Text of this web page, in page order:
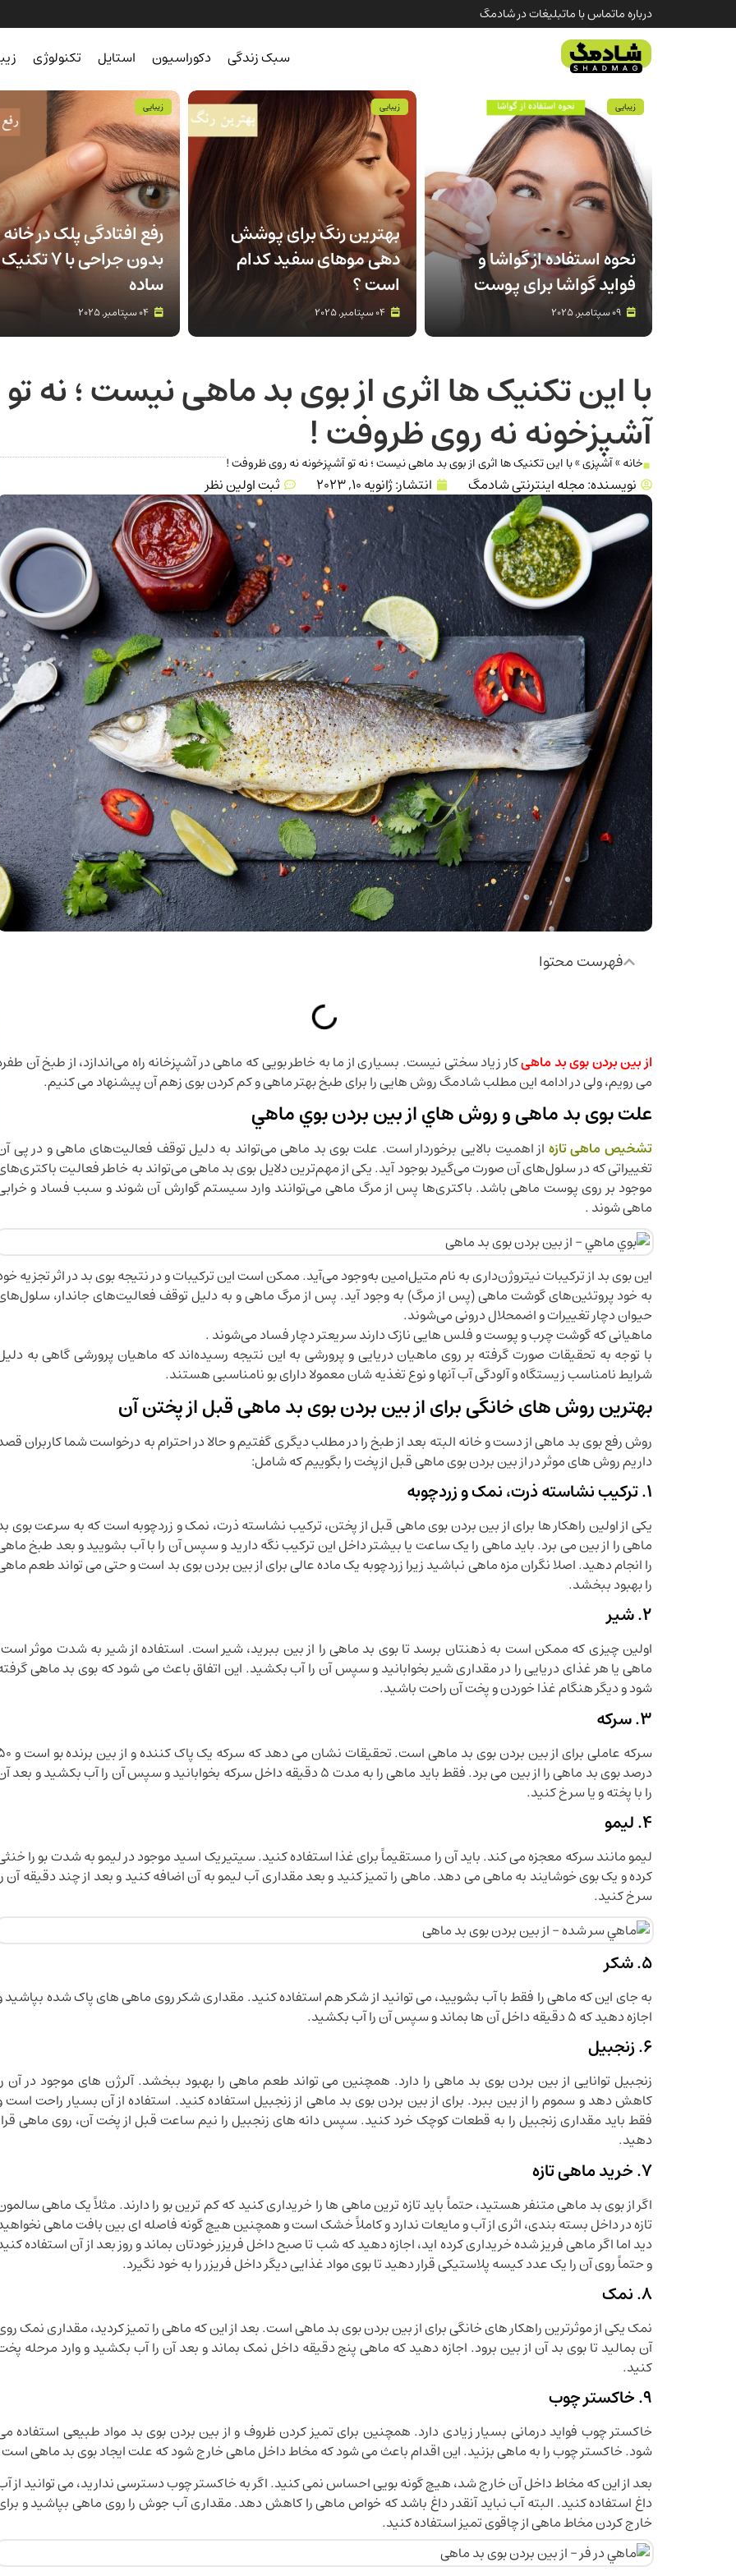
درباره ماتماس با ماتبلیغات در شادمگ
سبک زندگی
دکوراسیون استایل تکنولوژی
نحوه استفاده از گواشا و
فواید گواشا برای پوست
زیبایی
بهترین رنگ برای پوشش
دهی موهای سفید کدام
است ؟
04 سپتامبر, 2025
زیبایی
رفع افتادگی پلک در خانه
بدون جراحی با 7 تکنیک
ساده
زیبایی
با اين تكنيک ها اثری از بوی بد ماهی نيست ؛ نه تو
آشپزخونه نه روی ظروفت !
خانه»آشپزی»با اين تكنيک ها اثری از بوی بد ماهی نيست ؛ نه تو آشپزخونه نه روی ظروفت !
نویسنده:مجله اینترنتی شادمگ انتشار:ژانویه 10, 2023 ثبت اولین نظر
فهرست محتوا
از بین بردن بوی بد ماهیکار زیاد سختی نیست. بسیاری از ما به خاطر بویی که ماهی در آشپزخانه راه می‌اندازد، از طبخ آن
می رویم، ولی در ادامه اين مطلب شادمگ روش هایی را برای طبخ بهتر ماهی و کم کردن بوی زهم آن پیشنهاد می کنیم.
علت بوی بد ماهی و روش هاي از بين بردن بوي ماهي
تشخیص ماهی تازه از اهمیت بالایی برخوردار است. علت بوی بد ماهی می‌تواند به دلیل توقف فعالیت‌های ماهی و در پی
تغییراتی که در سلول‌های آن صورت می‌گیرد بوجود آید. یکی از مهم‌ترین دلایل بوی بد ماهی می‌تواند به خاطر فعالیت
موجود بر روی پوست ماهی باشد. باکتری‌ها پس از مرگ ماهی می‌توانند وارد سیستم گوارش آن شوند و سبب فساد و
ماهی شوند .
این بوی بد از ترکیبات نیتروژن‌داری به نام متیل‌امین به‌وجود می‌آید. ممکن است این ترکیبات و در نتیجه بوی بد در اثر تجزیه
به خود پروتئین‌های گوشت ماهی (پس از مرگ) به وجود آید. پس از مرگ ماهی و به دلیل توقف فعالیت‌های جاندار،
حیوان دچار تغییرات و اضمحلال درونی می‌شوند.
ماهیانی که گوشت چرب و پوست و فلس هایی نازک دارند سریعتر دچار فساد می‌شوند .
با توجه به تحقیقات صورت گرفته بر روی ماهیان دریایی و پرورشی به این نتیجه رسیده‌اند که ماهیان پرورشی گاهی به
شرایط نامناسب زیستگاه و آلودگی آب آنها و نوع تغذیه شان معمولا دارای بو نامناسبی هستند.
بهترین روش های خانگی برای از بین بردن بوی بد ماهی قبل از پختن آن
روش رفع بوی بد ماهی از دست و خانه البته بعد از طبخ را در مطلب دیگری گفتیم و حالا در احترام به درخواست شما کاربران
داریم روش های موثر در از بین بردن بوی ماهی قبل ازپخت را بگوییم که شامل:
1. ترکیب نشاسته ذرت، نمک و زردچوبه
یکی از اولین راهکار ها برای از بین بردن بوی ماهی قبل از پختن، ترکیب نشاسته ذرت، نمک و زردچوبه است که به سرعت بوی
ماهی را از بین می برد. باید ماهی را یک ساعت یا بیشتر داخل این ترکیب نگه دارید و سپس آن را با آب بشویید و بعد طبخ
را انجام دهید. اصلا نگران مزه ماهی نباشید زیرا زردچوبه یک ماده عالی برای از بین بردن بوی بد است و حتی می تواند طعم
را بهبود ببخشد.
2. شیر
اولین چیزی که ممکن است به ذهنتان برسد تا بوی بد ماهی را از بین ببرید، شیر است. استفاده از شیر به شدت موثر
ماهی یا هر غذای دریایی را در مقداری شیر بخوابانید و سپس آن را آب بکشید. این اتفاق باعث می شود که بوی بد ماهی
شود و دیگر هنگام غذا خوردن و پخت آن راحت باشید.
3. سرکه
سرکه عاملی برای از بین بردن بوی بد ماهی است. تحقیقات
درصد بوی بد ماهی را از بین می برد. فقط باید ماهی را به مدت 5 دقیقه داخل سرکه بخوابانید و سپس آن را آب بکشید و بعد
را با پخته و یا سرخ کنید.
4. لیمو
لیمو مانند سرکه معجزه می کند. باید آن را مستقیماً برای غذا استفاده کنید. سیتیریک اسید موجود در لیمو به شدت بو را
کرده و یک بوی خوشایند به ماهی می دهد. ماهی را تمیز کنید و بعد مقداری آب لیمو به آن اضافه کنید و بعد از چند دقیقه آن
سرخ کنید.
5. شکر
به جای این که ماهی را فقط با آب بشویید، می توانید از شکر هم استفاده کنید. مقداری شکر روی ماهی های پاک شده بپاشید
اجازه دهید که 5 دقیقه داخل آن ها بماند و سپس آن را آب بکشید.
6. زنجبیل
زنجبیل توانایی از بین بردن بوی بد ماهی را دارد. همچنین می تواند طعم ماهی را بهبود ببخشد. آلرژن های موجود در آن
کاهش دهد و سموم را از بین ببرد. برای از بین بردن بوی بد ماهی از زنجبیل استفاده کنید. استفاده از آن بسیار راحت است
فقط باید مقداری زنجبیل را به قطعات کوچک خرد کنید. سپس دانه های زنجبیل را نیم ساعت قبل از پخت آن، روی ماهی
دهید.
7. خرید ماهی تازه
اگر از بوی بد ماهی متنفر هستید، حتماً باید تازه ترین ماهی ها را خریداری کنید که کم ترین بو را دارند. مثلاً یک ماهی
تازه در داخل بسته بندی، اثری از آب و مایعات ندارد و کاملاً خشک است و همچنین هیچ گونه فاصله ای بین بافت ماهی
دید اما اگر ماهی فریز شده خریداری کرده اید، اجازه دهید که شب تا صبح داخل فریزر خودتان بماند و روز بعد از آن استفاده
و حتماً روی آن را یک عدد کیسه پلاستیکی قرار دهید تا بوی مواد غذایی دیگر داخل فریزر را به خود نگیرد.
8. نمک
نمک یکی از موثرترین راهکار های خانگی برای از بین بردن بوی بد ماهی است. بعد از این که ماهی را تمیز کردید، مقداری نمک
آن بمالید تا بوی بد آن از بین برود. اجازه دهید که ماهی پنج دقیقه داخل نمک بماند و بعد آن را آب بکشید و وارد مرحله
کنید.
9. خاکستر چوب
خاکستر چوب فواید درمانی بسیار زیادی دارد. همچنین برای تمیز کردن ظروف و از بین بردن بوی بد مواد طبیعی استفاده
شود. خاکستر چوب را به ماهی بزنید. این اقدام باعث می شود که مخاط داخل ماهی خارج شود که علت ایجاد بوی بد ماهی
بعد از این که مخاط داخل آن خارج شد، هیچ گونه بویی احساس نمی کنید. اگر به خاکستر چوب دسترسی ندارید، می توانید از
داغ استفاده کنید. البته آب نباید آنقدر داغ باشد که خواص ماهی را کاهش دهد. مقداری آب جوش را روی ماهی بپاشید و
خارج کردن مخاط ماهی از چاقوی تمیز استفاده کنید.